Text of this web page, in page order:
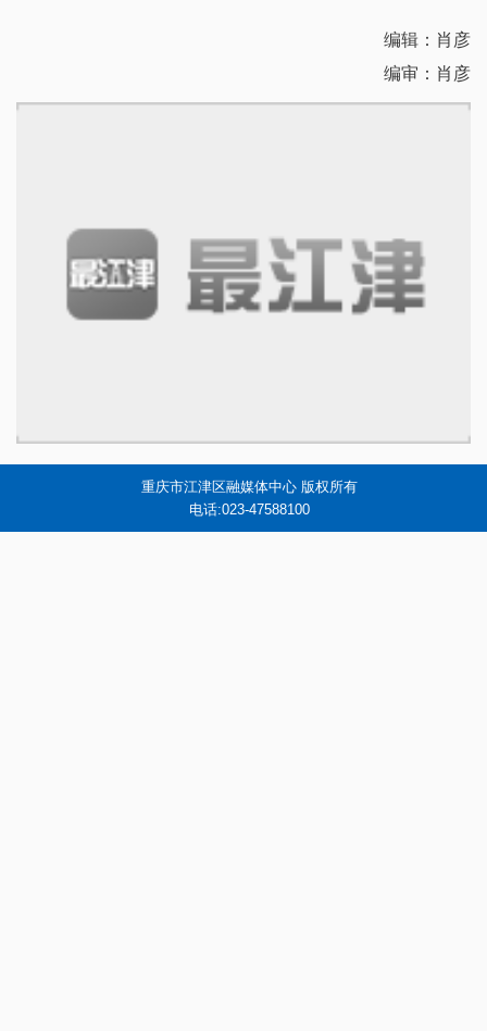
编辑：肖彦
编审：肖彦
重庆市江津区融媒体中心 版权所有
电话:023-47588100